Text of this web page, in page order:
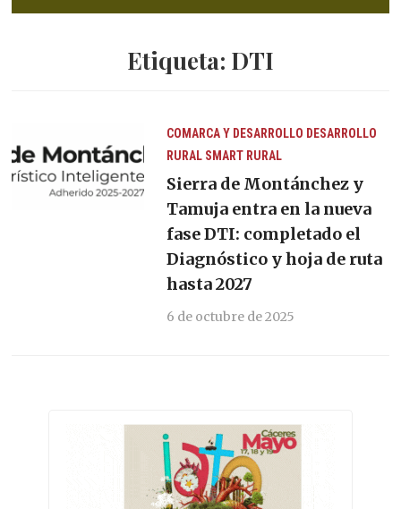
Etiqueta: DTI
COMARCA Y DESARROLLO DESARROLLO
RURAL SMART RURAL
Sierra de Montánchez y
Tamuja entra en la nueva
fase DTI: completado el
Diagnóstico y hoja de ruta
hasta 2027
6 de octubre de 2025